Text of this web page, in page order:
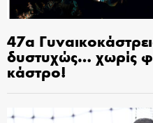
47α
δυστυχώς… χωρίς
κάστρο!